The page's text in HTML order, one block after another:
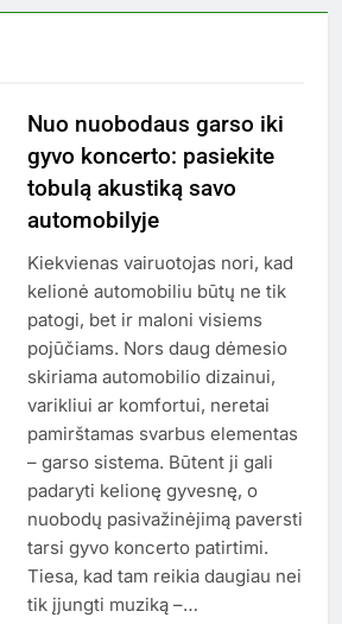
Nuo nuobodaus garso iki
gyvo koncerto: pasiekite
tobulą akustiką savo
automobilyje
Kiekvienas vairuotojas nori, kad
kelionė automobiliu būtų ne tik
patogi, bet ir maloni visiems
pojūčiams. Nors daug dėmesio
skiriama automobilio dizainui,
varikliui ar komfortui, neretai
pamirštamas svarbus elementas
– garso sistema. Būtent ji gali
padaryti kelionę gyvesnę, o
nuobodų pasivažinėjimą paversti
tarsi gyvo koncerto patirtimi.
Tiesa, kad tam reikia daugiau nei
tik įjungti muziką –…